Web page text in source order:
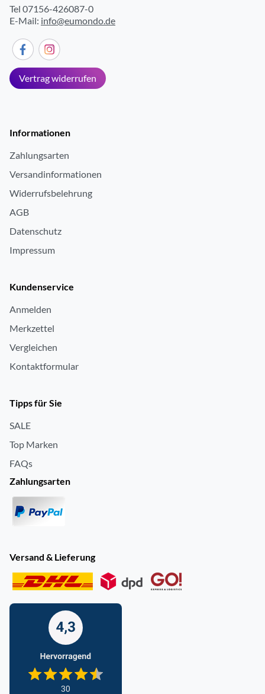
Tel 07156-426087-0
E-Mail: info@eumondo.de
Vertrag widerrufen
Informationen
Zahlungsarten
Versandinformationen
Widerrufsbelehrung
AGB
Datenschutz
Impressum
Kundenservice
Anmelden
Merkzettel
Vergleichen
Kontaktformular
Tipps für Sie
SALE
Top Marken
FAQs
Zahlungsarten
Versand & Lieferung